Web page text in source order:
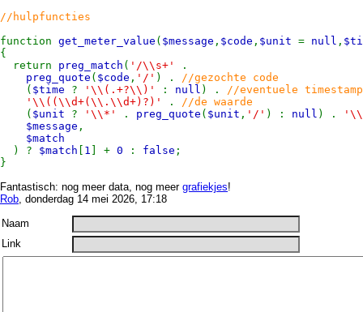
//hulpfuncties
function get_meter_value ( $message , $code , $unit = null ,
{
return preg_match ( '/\\s+'
.
preg_quote ( $code , '/' ) . //gezochte code
( $time ? '\\(.+?\\)' : null ) . //eventuele timestamp
'\\((\\d+(\\.\\d+)?)'
. //de waarde
( $unit ? '\\*' . preg_quote ( $unit , '/' ) : null ) .
$message ,
$match
) ? $match 1 ] + 0 : false ;
}
Fantastisch: nog meer data, nog meer grafiekjes!
Rob, donderdag 14 mei 2026, 17:18
Naam
Link